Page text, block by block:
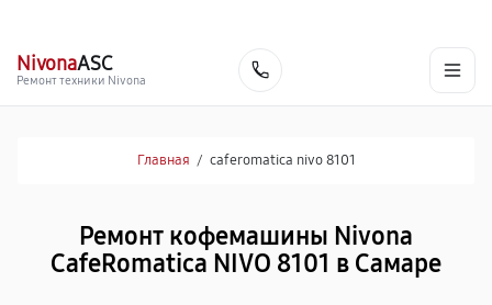
NivonaASC
Ремонт техники Nivona
Главная / caferomatica nivo 8101
Ремонт кофемашины Nivona
CafeRomatica NIVO 8101 в Самаре